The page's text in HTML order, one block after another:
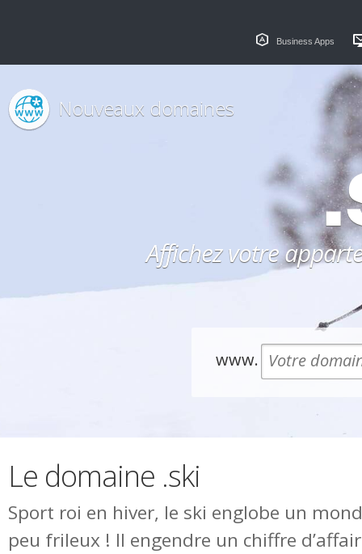
Business Apps
Affichez votre
Nouveaux domaines
www.
Le domaine .ski
Sport roi en hiver, le ski englobe un
peu frileux ! Il engendre un chiffre